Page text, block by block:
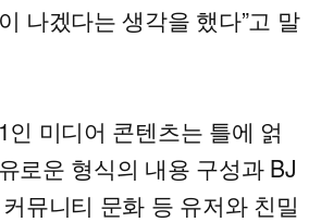
나겠다는 생각을 했다”고 말
인 미디어 콘텐츠는 틀에 얽
로운 형식의 내용 구성과 BJ
뮤니티 문화 등 유저와 친밀